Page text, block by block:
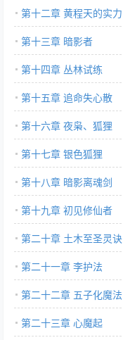
第十二章 黄程天的实力
第十三章 暗影者
第十四章 丛林试练
第十五章 追命失心散
第十六章 夜枭、狐狸
第十七章 银色狐狸
第十八章 暗影离魂剑
第十九章 初见修仙者
第二十章 土木至圣灵诀
第二十一章 李护法
第二十二章 五子化魔法
第二十三章 心魔起